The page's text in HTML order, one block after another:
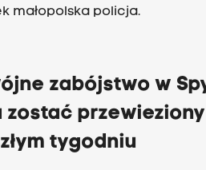
małopolska policja.
zabójstwo w
zostać
tygodniu